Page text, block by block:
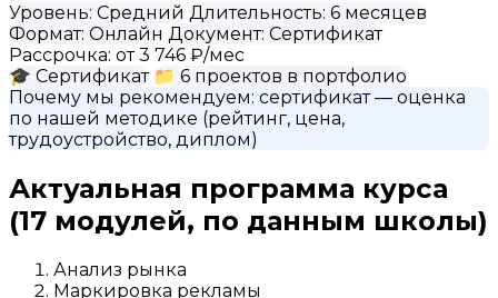
Уровень: Средний Длительность: 6 месяцев
Формат: Онлайн Документ: Сертификат
Рассрочка: от 3 746 ₽/мес
🎓 Сертификат 📁 6 проектов в портфолио
Почему мы рекомендуем: сертификат— оценка
по нашей методике (рейтинг, цена,
трудоустройство, диплом)
Актуальная программа курса
(17 модулей, по данным школы)
Анализ рынка
Маркировка рекламы